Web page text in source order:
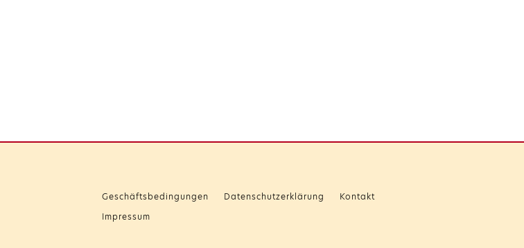
Geschäftsbedingungen Datenschutzerklärung
Kontakt
Impressum